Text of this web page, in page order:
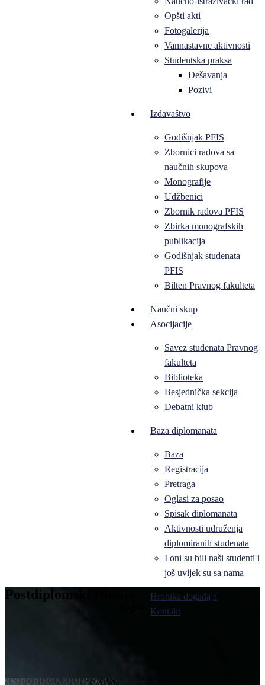
Opšti akti
Fotogalerija
Vannastavne aktivnosti
Studentska praksa
Dešavanja
Pozivi
Izdavaštvo
Godišnjak PFIS
Zbornici radova sa
naučnih skupova
Monografije
Udžbenici
Zbornik radova PFIS
Zbirka monografskih
publikacija
Godišnjak studenata
PFIS
Bilten Pravnog fakulteta
Naučni skup
Asocijacije
Savez studenata Pravnog
fakulteta
Biblioteka
Besjednička sekcija
Debatni klub
Baza diplomanata
Baza
Registracija
Pretraga
Oglasi za posao
Spisak diplomanata
Aktivnosti udruženja
diplomiranih studenata
I oni su bili naši studenti i
još uvijek su sa nama
Hronika događaja
Kontakt
Postdiplomski studij